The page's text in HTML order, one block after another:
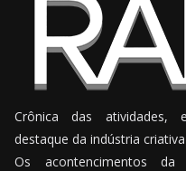
Crônica das
destaque da indústria
Os acontencimentos da